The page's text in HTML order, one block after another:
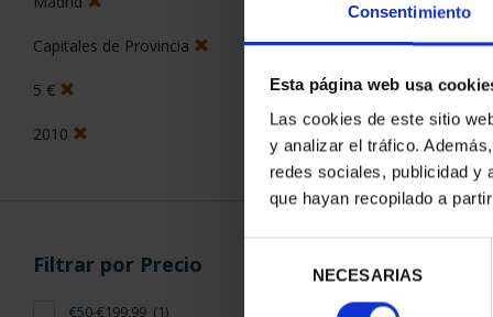
Consentimiento
Esta página web usa
Las cookies de este sitio
y analizar el tráfico.
redes sociales, publicidad y
que hayan recopilado a
consentimiento
NECESARIAS
Capitales de Provincia
5 €
2010
Filtrar por Precio
€50-€199,99 (1)
CAPITALES